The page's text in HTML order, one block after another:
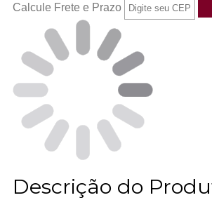
Calcule Frete e Prazo
Descrição do